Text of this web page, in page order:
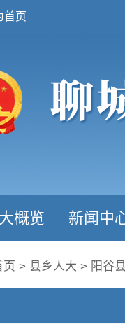
首页
概览 新闻中
页 > 县乡人大 > 阳谷县